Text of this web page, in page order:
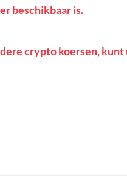
beschikbaar is.
crypto koersen, kunt